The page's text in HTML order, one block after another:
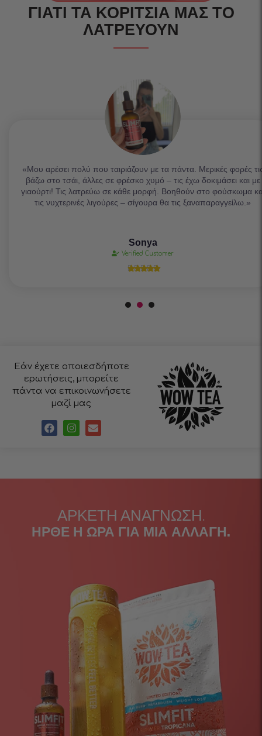
ΓΙΑΤΙ ΤΑ ΚΟΡΙΤΣΙΑ ΜΑΣ ΤΟ
ΛΑΤΡΕΥΟΥΝ
«Μου αρέσει πολύ που ταιριάζουν με τα πάντα. Μερικές φορές
βάζω στο τσάι, άλλες σε φρέσκο χυμό – τις έχω δοκιμάσει και με
γιαούρτι! Τις λατρεύω σε κάθε μορφή. Βοηθούν στο φούσκωμα
τις νυχτερινές λιγούρες – σίγουρα θα τις ξαναπαραγγείλω.»
Sonya
Verified Customer
    
Εάν έχετε οποιεσδήποτε
ερωτήσεις, μπορείτε
πάντα να επικοινωνήσετε
μαζί μας
ΑΡΚΕΤΗ ΑΝΑΓΝΩΣΗ.
ΗΡΘΕ Η ΩΡΑ ΓΙΑ ΜΙΑ ΑΛΛΑΓΗ.